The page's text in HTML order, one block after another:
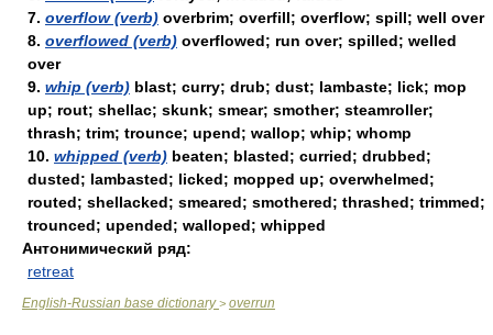
7. overflow (verb) overbrim; overfill; overflow; spill; well over
8. overflowed (verb) overflowed; run over; spilled; welled
over
9. whip (verb) blast; curry; drub; dust; lambaste; lick; mop
up; rout; shellac; skunk; smear; smother; steamroller;
thrash; trim; trounce; upend; wallop; whip; whomp
10. whipped (verb) beaten; blasted; curried; drubbed;
dusted; lambasted; licked; mopped up; overwhelmed;
routed; shellacked; smeared; smothered; thrashed; trimmed;
trounced; upended; walloped; whipped
Антонимический ряд:
retreat
English-Russian base dictionary> overrun